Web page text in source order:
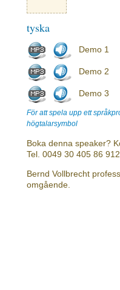
tyska
Demo 1
Demo 2
Demo 3
För att spela upp ett
högtalarsymbol
Boka denna speaker?
Tel. 0049 30 405 86
Bernd Vollbrecht
omgående.